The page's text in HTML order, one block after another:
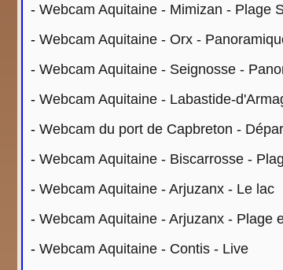
- Webcam Aquitaine - Mimizan - Plage
- Webcam Aquitaine - Orx -
- Webcam Aquitaine - Seignosse -
- Webcam Aquitaine - Labastide-
- Webcam du port de Capbreton -
- Webcam Aquitaine - Biscarrosse -
- Webcam Aquitaine - Arjuzanx - Le lac
- Webcam Aquitaine - Arjuzanx - Plage
- Webcam Aquitaine - Contis - Live